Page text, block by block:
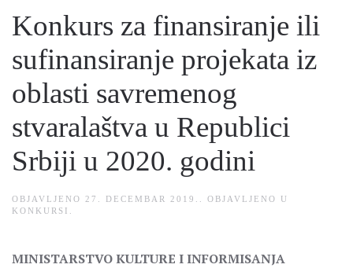
Konkurs za finansiranje ili
sufinansiranje projekata iz
oblasti savremenog
stvaralaštva u Republici
Srbiji u 2020. godini
OBJAVLJENO 27. DECEMBAR 2019.
. OBJAVLJENO U
KONKURSI
MINISTARSTVO KULTURE I INFORMISANJA